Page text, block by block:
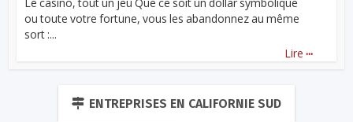
ou toute votre fortune, vous les abandonnez au même
sort :...
Lire ...
ENTREPRISES EN CALIFORNIE SUD